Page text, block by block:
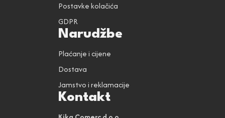
Postavke kolačića
GDPR
Narudžbe
Plaćanje i cijene
Dostava
Jamstvo i reklamacije
Kontakt